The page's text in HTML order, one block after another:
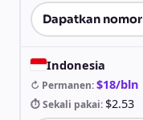
Dapatkan nomor
Indonesia
↻ Permanen:$18/bln
⏱ Sekali pakai: $2.53